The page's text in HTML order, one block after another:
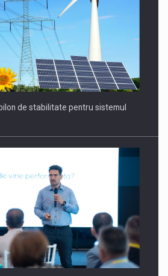
The Future - Technology and…
RETHINK STRATEGY-Finantare
de stabilitate pentru sistemul